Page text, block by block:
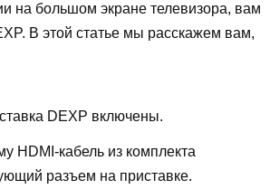
на большом экране телевизора, вам
В этой статье мы расскажем вам,
DEXP включены.
HDMI-кабель из комплекта
разъем на приставке.